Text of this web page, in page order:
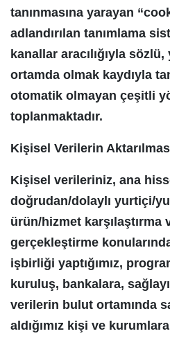
tanınmasına yarayan
adlandırılan tanımlama
kanallar aracılığıyla
ortamda olmak kaydıyla
otomatik olmayan çeşitli
toplanmaktadır.
Kişisel Verilerin
Kişisel verileriniz, ana
doğrudan/dolaylı yurtiçi/
ürün/hizmet karşılaştırma
gerçekleştirme
işbirliği yaptığımız,
kuruluş, bankalara,
verilerin bulut ortamında
aldığımız kişi ve